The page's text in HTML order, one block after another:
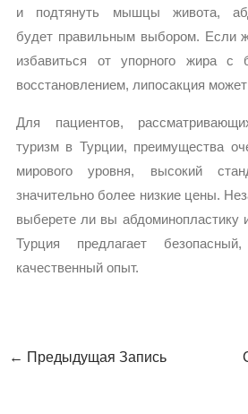
и подтянуть мышцы живота,
будет правильным выбором.
избавиться от упорного жира с
восстановлением, липосакция
Для пациентов,
туризм в Турции, преимущества
мирового уровня, высокий
значительно более низкие цены.
выберете ли вы абдоминопластику
Турция предлагает
качественный опыт.
← Предыдущая Запись